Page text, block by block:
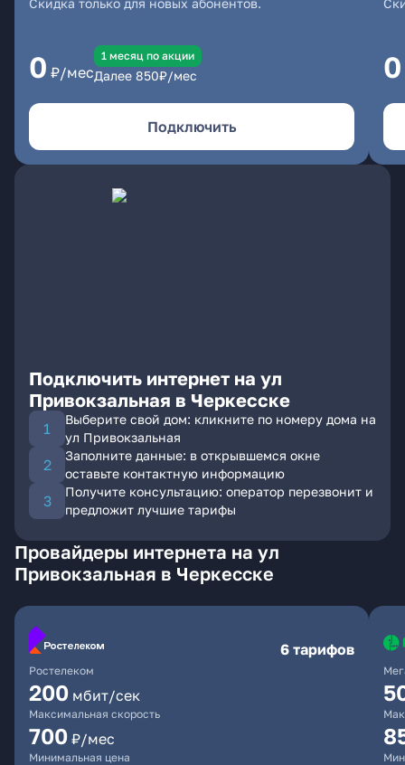
Скидка только для новых абонентов.
0 ₽/мес
1 месяц по акции
Далее 850₽/мес
Подключить
0
Подключить интернет на ул
Привокзальная в Черкесске
Выберите свой дом: кликните по номеру дома на
ул Привокзальная
Заполните данные: в открывшемся окне
оставьте контактную информацию
Получите консультацию: оператор перезвонит и
предложит лучшие тарифы
Провайдеры интернета на ул
Привокзальная в Черкесске
Ростелеком
6 тарифов
200 мбит/сек
Максимальная скорость
700 ₽/мес
Минимальная цена